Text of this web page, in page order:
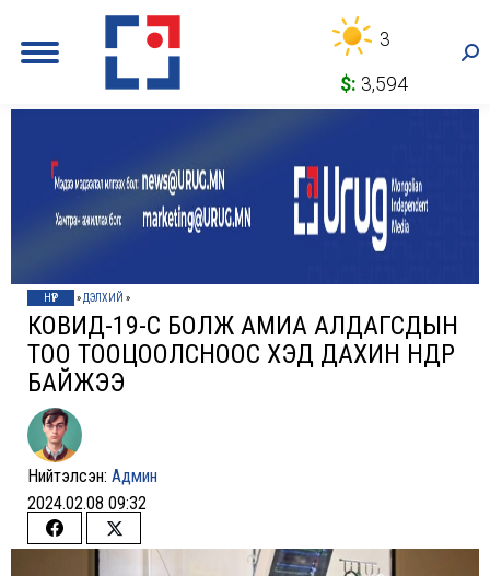
3
$: 3,594
НҮҮР »ДЭЛХИЙ »
КОВИД-19-ӨӨС БОЛЖ АМИА АЛДАГСДЫН
ТОО ТООЦООЛСНООС ХЭД ДАХИН ӨНДӨР
БАЙЖЭЭ
Нийтэлсэн: Админ
2024.02.08 09:32
Share
Share